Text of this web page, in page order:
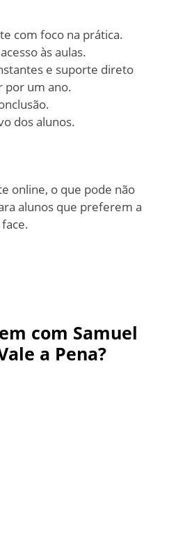
com foco na prática.
às aulas.
e suporte direto
por um ano.
dos alunos.
online, o que pode não
alunos que preferem a
com Samuel
a Pena?